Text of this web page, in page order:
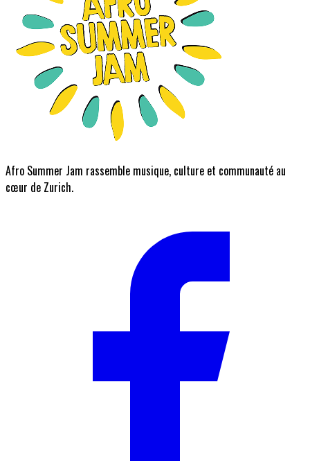
Afro Summer Jam rassemble musique, culture et communauté au
cœur de Zurich.